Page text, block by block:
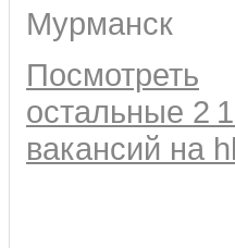
Мурманск
Посмотреть
остальные 2
вакансий на